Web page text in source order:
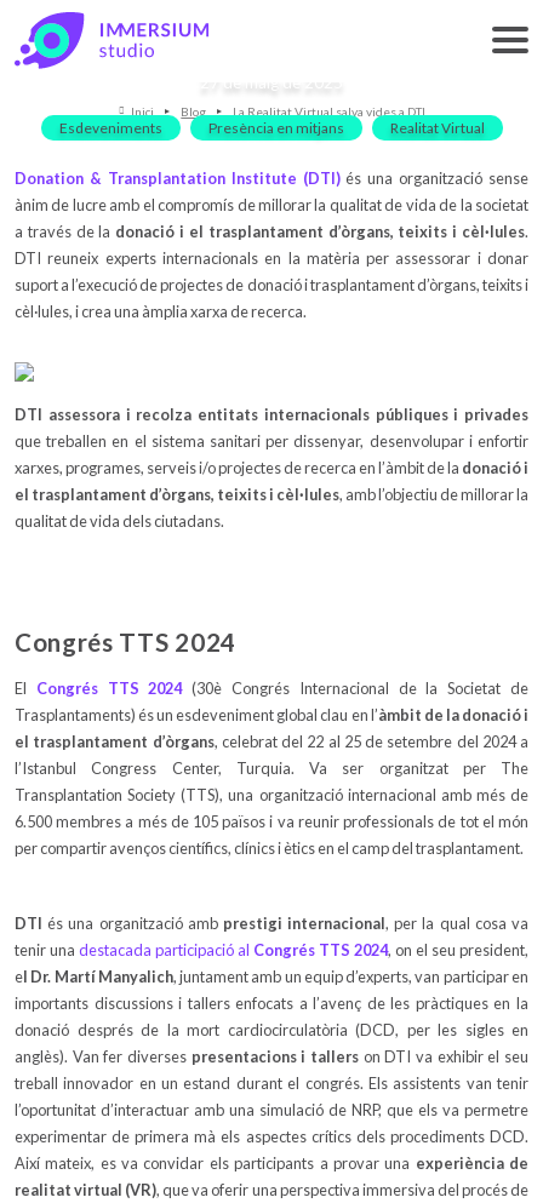
La Realitat Virtual salva vides a DTI
Esdeveniments Presència en mitjans Realitat Virtual
Inici Blog La Realitat Virtual salva vides a DTI
Donation & Transplantation Institute (DTI)és una organització sense
ànim de lucre amb el compromís de millorar la qualitat de vida de la societat
a través de la donació i el trasplantament d’òrgans, teixits i cèl·lules.
DTI reuneix experts internacionals en la matèria per assessorar i donar
suport a l’execució de projectes de donació i trasplantament d’òrgans, teixits i
cèl·lules, i crea una àmplia xarxa de recerca.
DTI assessora i recolza entitats internacionals públiques i privades
que treballen en el sistema sanitari per dissenyar, desenvolupar i enfortir
xarxes, programes, serveis i/o projectes de recerca en l’àmbit de la donació i
el trasplantament d’òrgans, teixits i cèl·lules, amb l’objectiu de millorar la
qualitat de vida dels ciutadans.
Congrés TTS 2024
El Congrés TTS 2024(30è Congrés Internacional de la Societat de
Trasplantaments) és un esdeveniment global clau en l’àmbit de la donació i
el trasplantament d’òrgans, celebrat del 22 al 25 de setembre del 2024 a
l’Istanbul Congress Center, Turquia. Va ser organitzat per The
Transplantation Society (TTS), una organització internacional amb més de
6.500 membres a més de 105 països i va reunir professionals de tot el món
per compartir avenços científics, clínics i ètics en el camp del trasplantament.
DTI és una organització amb prestigi internacional, per la qual cosa va
tenir una destacada participació al Congrés TTS 2024, on el seu president,
el Dr. Martí Manyalich, juntament amb un equip d’experts, van participar en
importants discussions i tallers enfocats a l’avenç de les pràctiques en la
donació després de la mort cardiocirculatòria (DCD, per les sigles en
anglès). Van fer diverses presentacions i tallers on DTI va exhibir el seu
treball innovador en un estand durant el congrés. Els assistents van tenir
l’oportunitat d’interactuar amb una simulació de NRP, que els va permetre
experimentar de primera mà els aspectes crítics dels procediments DCD.
Així mateix, es va convidar els participants a provar una experiència de
realitat virtual (VR), que va oferir una perspectiva immersiva del procés de